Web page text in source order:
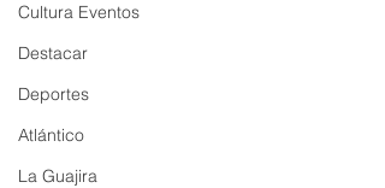
Cultura Eventos
Destacar
Deportes
Atlántico
La Guajira